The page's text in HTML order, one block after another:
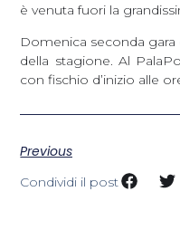
è venuta fuori la
Domenica seconda
della stagione. Al
con fischio d’inizio alle
Previous
Condividi il post